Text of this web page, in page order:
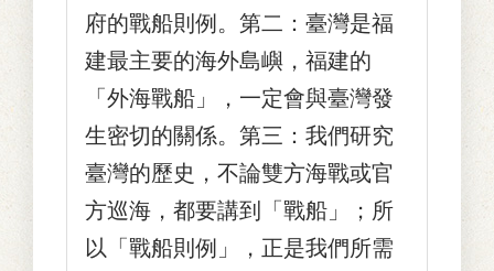
府的戰船則例。第二：臺灣是福
建最主要的海外島嶼，福建的
「外海戰船」，一定會與臺灣發
生密切的關係。第三：我們研究
臺灣的歷史，不論雙方海戰或官
方巡海，都要講到「戰船」；所
以「戰船則例」，正是我們所需